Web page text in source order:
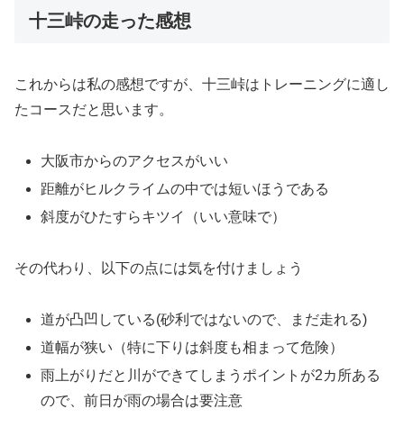
十三峠の走った感想
これからは私の感想ですが、十三峠はトレーニングに適し
たコースだと思います。
大阪市からのアクセスがいい
距離がヒルクライムの中では短いほうである
斜度がひたすらキツイ（いい意味で）
その代わり、以下の点には気を付けましょう
道が凸凹している(砂利ではないので、まだ走れる)
道幅が狭い（特に下りは斜度も相まって危険）
雨上がりだと川ができてしまうポイントが2カ所ある
ので、前日が雨の場合は要注意